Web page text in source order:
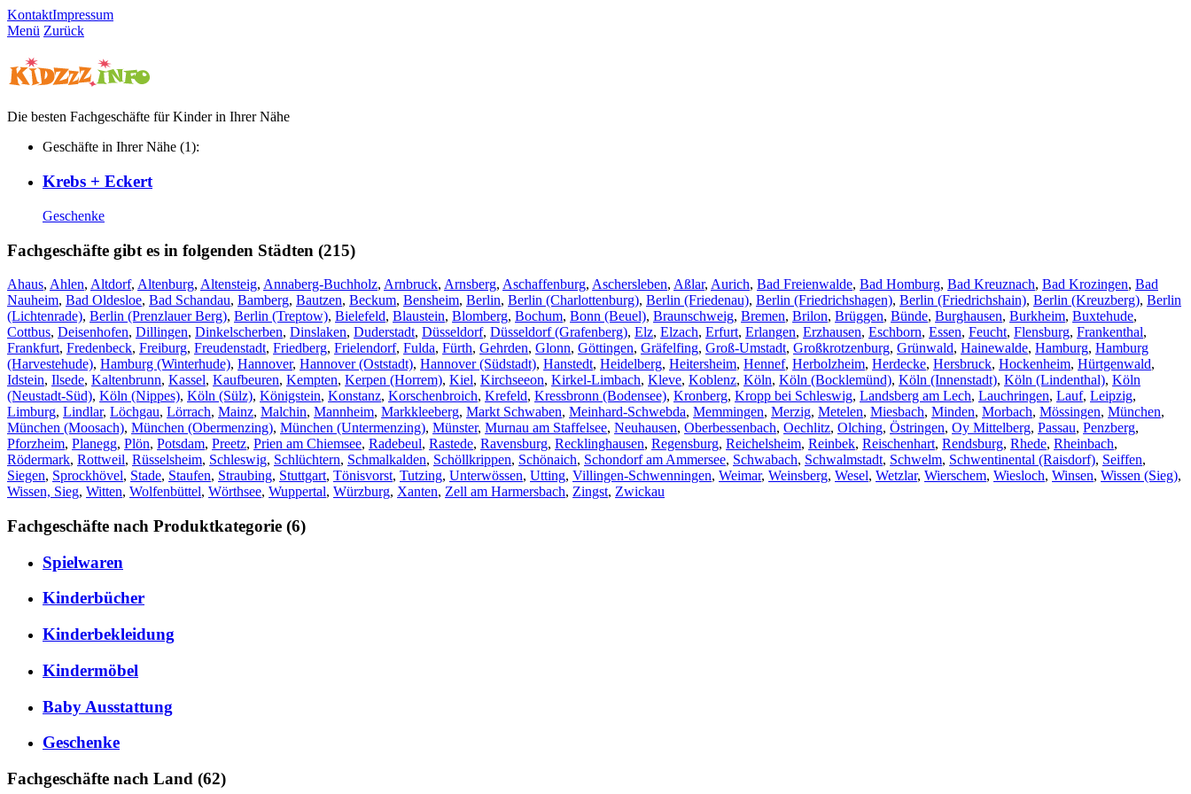
KontaktImpressum
Menü Zurück
Die besten Fachgeschäfte für Kinder in Ihrer Nähe
Geschäfte in Ihrer Nähe (1):
Krebs + Eckert
Geschenke
Fachgeschäfte gibt es in folgenden Städten (215)
Ahaus, Ahlen, Altdorf, Altenburg, Altensteig, Annaberg-Buchholz, Arnbruck, Arnsberg, Aschaffenburg, Aschersleben, Aßlar, Aurich, Bad Freienwalde, Bad Homburg, Bad Kreuznach, Bad Krozingen, Bad
Nauheim, Bad Oldesloe, Bad Schandau, Bamberg, Bautzen, Beckum, Bensheim, Berlin, Berlin (Charlottenburg), Berlin (Friedenau), Berlin (Friedrichshagen), Berlin (Friedrichshain), Berlin (Kreuzberg), Berlin
(Lichtenrade), Berlin (Prenzlauer Berg), Berlin (Treptow), Bielefeld, Blaustein, Blomberg, Bochum, Bonn (Beuel), Braunschweig, Bremen, Brilon, Brüggen, Bünde, Burghausen, Burkheim, Buxtehude,
Cottbus, Deisenhofen, Dillingen, Dinkelscherben, Dinslaken, Duderstadt, Düsseldorf, Düsseldorf (Grafenberg), Elz, Elzach, Erfurt, Erlangen, Erzhausen, Eschborn, Essen, Feucht, Flensburg, Frankenthal,
Frankfurt, Fredenbeck, Freiburg, Freudenstadt, Friedberg, Frielendorf, Fulda, Fürth, Gehrden, Glonn, Göttingen, Gräfelfing, Groß-Umstadt, Großkrotzenburg, Grünwald, Hainewalde, Hamburg, Hamburg
(Harvestehude), Hamburg (Winterhude), Hannover, Hannover (Oststadt), Hannover (Südstadt), Hanstedt, Heidelberg, Heitersheim, Hennef, Herbolzheim, Herdecke, Hersbruck, Hockenheim, Hürtgenwald,
Idstein, Ilsede, Kaltenbrunn, Kassel, Kaufbeuren, Kempten, Kerpen (Horrem), Kiel, Kirchseeon, Kirkel-Limbach, Kleve, Koblenz, Köln, Köln (Bocklemünd), Köln (Innenstadt), Köln (Lindenthal), Köln
(Neustadt-Süd), Köln (Nippes), Köln (Sülz), Königstein, Konstanz, Korschenbroich, Krefeld, Kressbronn (Bodensee), Kronberg, Kropp bei Schleswig, Landsberg am Lech, Lauchringen, Lauf, Leipzig,
Limburg, Lindlar, Löchgau, Lörrach, Mainz, Malchin, Mannheim, Markkleeberg, Markt Schwaben, Meinhard-Schwebda, Memmingen, Merzig, Metelen, Miesbach, Minden, Morbach, Mössingen, München,
München (Moosach), München (Obermenzing), München (Untermenzing), Münster, Murnau am Staffelsee, Neuhausen, Oberbessenbach, Oechlitz, Olching, Östringen, Oy Mittelberg, Passau, Penzberg,
Pforzheim, Planegg, Plön, Potsdam, Preetz, Prien am Chiemsee, Radebeul, Rastede, Ravensburg, Recklinghausen, Regensburg, Reichelsheim, Reinbek, Reischenhart, Rendsburg, Rhede, Rheinbach,
Rödermark, Rottweil, Rüsselsheim, Schleswig, Schlüchtern, Schmalkalden, Schöllkrippen, Schönaich, Schondorf am Ammersee, Schwabach, Schwalmstadt, Schwelm, Schwentinental (Raisdorf), Seiffen,
Siegen, Sprockhövel, Stade, Staufen, Straubing, Stuttgart, Tönisvorst, Tutzing, Unterwössen, Utting, Villingen-Schwenningen, Weimar, Weinsberg, Wesel, Wetzlar, Wierschem, Wiesloch, Winsen, Wissen (Sieg),
Wissen, Sieg, Witten, Wolfenbüttel, Wörthsee, Wuppertal, Würzburg, Xanten, Zell am Harmersbach, Zingst, Zwickau
Fachgeschäfte nach Produktkategorie (6)
Spielwaren
Kinderbücher
Kinderbekleidung
Kindermöbel
Baby Ausstattung
Geschenke
Fachgeschäfte nach Land (62)